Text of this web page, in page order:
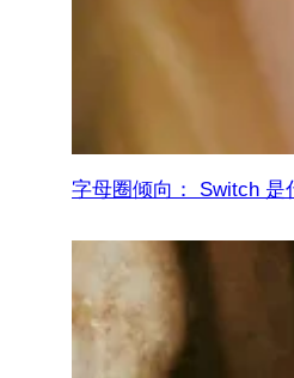
字母圈倾向： Switch 是